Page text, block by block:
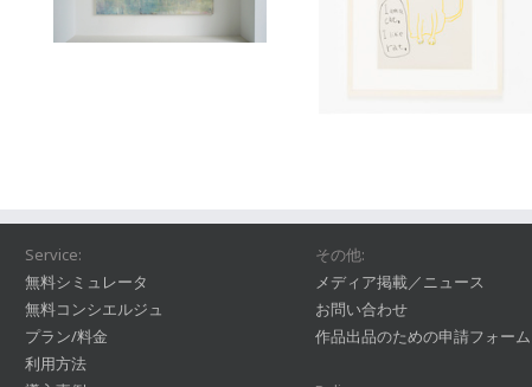
Service:
無料シミュレータ
無料コンシエルジュ
プラン/料金
利用方法
その他:
メディア掲載／ニュース
お問い合わせ
作品出品のための申請フォーム